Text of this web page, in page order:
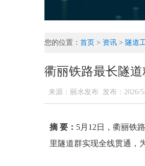
您的位置： 首页 > 资讯 > 隧道
衢丽铁路最长隧
来源：丽水发布 发布：2026/
摘 要： 5月12日，衢丽铁
里隧道群实现全线贯通，